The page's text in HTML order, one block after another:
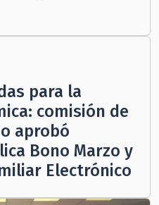
para la
comisión de
aprobó
Bono Marzo y
Electrónico